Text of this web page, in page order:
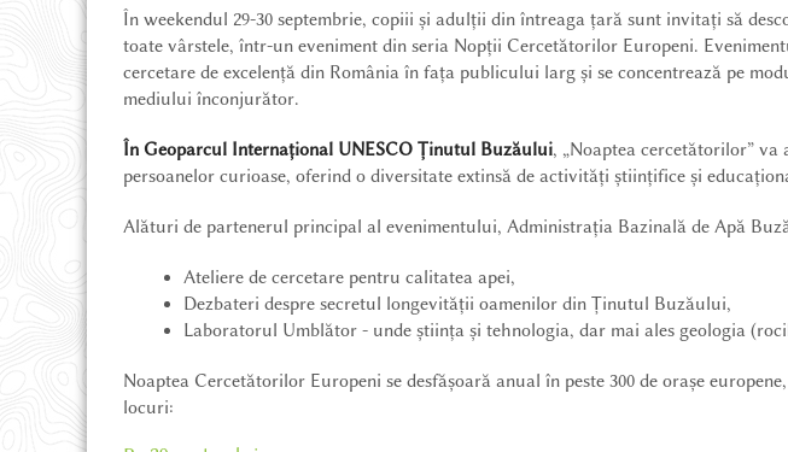
În weekendul 29-30 septembrie, copiii și adulții din întreaga țară sunt invitați să
toate vârstele, într-un eveniment din seria Nopții Cercetătorilor Europeni.
cercetare de excelență din România în fața publicului larg și se concentrează pe
mediului înconjurător.
În Geoparcul Internațional UNESCO Ținutul Buzăului, „Noaptea cercetătorilor” va
persoanelor curioase, oferind o diversitate extinsă de activități științifice și
Alături de partenerul principal al evenimentului, Administrația Bazinală de Apă
Ateliere de cercetare pentru calitatea apei,
Dezbateri despre secretul longevității oamenilor din Ținutul Buzăului,
Laboratorul Umblător - unde știința și tehnologia, dar mai ales geologia
Noaptea Cercetătorilor Europeni se desfășoară anual în peste 300 de orașe
locuri: